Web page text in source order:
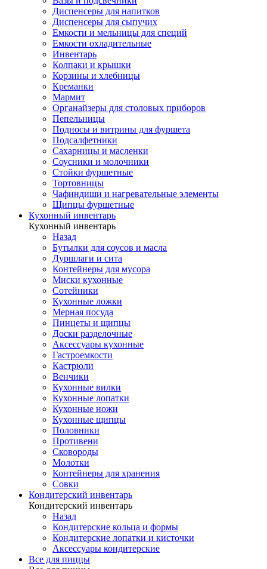
Диспенсеры для напитков
Диспенсеры для сыпучих
Емкости и мельницы для специй
Емкости охладительные
Инвентарь
Колпаки и крышки
Корзины и хлебницы
Креманки
Мармит
Органайзеры для столовых приборов
Пепельницы
Подносы и витрины для фуршета
Подсалфетники
Сахарницы и масленки
Соусники и молочники
Стойки фуршетные
Тортовницы
Чафиндиши и нагревательные элементы
Щипцы фуршетные
Кухонный инвентарь
Кухонный инвентарь
Назад
Бутылки для соусов и масла
Дуршлаги и сита
Контейнеры для мусора
Миски кухонные
Сотейники
Кухонные ложки
Мерная посуда
Пинцеты и щипцы
Доски разделочные
Аксессуары кухонные
Гастроемкости
Кастрюли
Венчики
Кухонные вилки
Кухонные лопатки
Кухонные ножи
Кухонные щипцы
Половники
Противени
Сковороды
Молотки
Контейнеры для хранения
Совки
Кондитерский инвентарь
Кондитерский инвентарь
Назад
Кондитерские кольца и формы
Кондитерские лопатки и кисточки
Аксессуары кондитерские
Все для пиццы